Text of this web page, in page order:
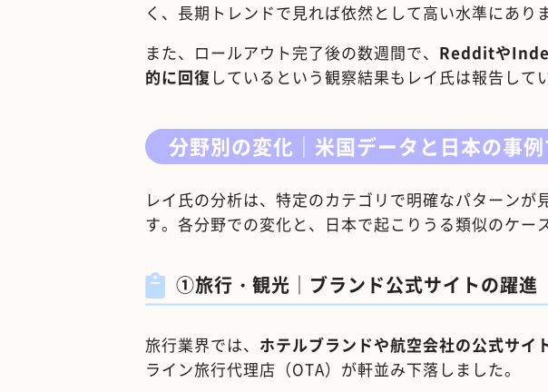
く、長期トレンドで見れば依然として高い水準にありま
また、ロールアウト完了後の数週間で、 Redditや
的に回復 しているという観察結果もレイ氏は報告して
分野別の変化｜米国データと日本の事例
レイ氏の分析は、特定のカテゴリで明確なパターンが
す。各分野での変化と、日本で起こりうる類似のケー
①旅行・観光｜ブランド公式サイトの躍進
旅行業界では、 ホテルブランドや航空会社の公式サイ
ライン旅行代理店（OTA）が軒並み下落しました。